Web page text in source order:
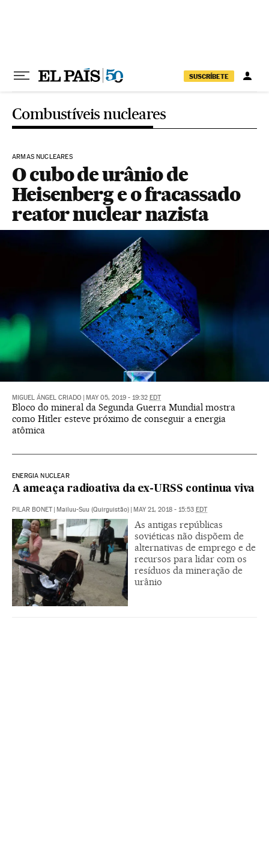
SUSCRÍBETE
Combustíveis nucleares
ARMAS NUCLEARES
O cubo de urânio de
Heisenberg e o fracassado
reator nuclear nazista
MIGUEL ÁNGEL CRIADO MAY 05, 2019 - 19:32 EDT
Bloco do mineral da Segunda Guerra Mundial mostra
como Hitler esteve próximo de conseguir a energia
atômica
ENERGIA NUCLEAR
A ameaça radioativa da ex-URSS continua viva
PILAR BONET Mailuu-Suu (Quirguistão) MAY 21, 2018 - 15:53 EDT
As antigas repúblicas
soviéticas não dispõem de
alternativas de emprego e de
recursos para lidar com os
resíduos da mineração de
urânio